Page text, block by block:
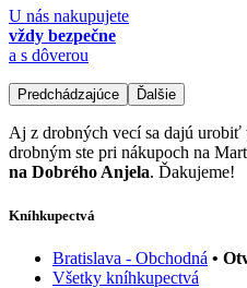
U nás nakupujete
vždy bezpečne
a s dôverou
Predchádzajúce Ďalšie
Aj z drobných vecí sa dajú
drobným ste pri nákupoch na
na Dobrého Anjela. Ďakujeme!
Kníhkupectvá
Bratislava - Obchodná •
Všetky kníhkupectvá